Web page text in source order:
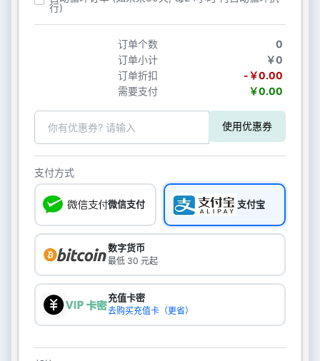
行)
订单个数
0
订单小计
￥0
订单折扣
-￥0.00
需要支付
￥0.00
使用优惠券
支付方式
微信支付 支付宝
数字货币
最低 30 元起
充值卡密
去购买充值卡（更省）